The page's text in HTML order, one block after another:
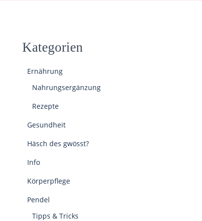
Kategorien
Ernährung
Nahrungsergänzung
Rezepte
Gesundheit
Häsch des gwösst?
Info
Körperpflege
Pendel
Tipps & Tricks